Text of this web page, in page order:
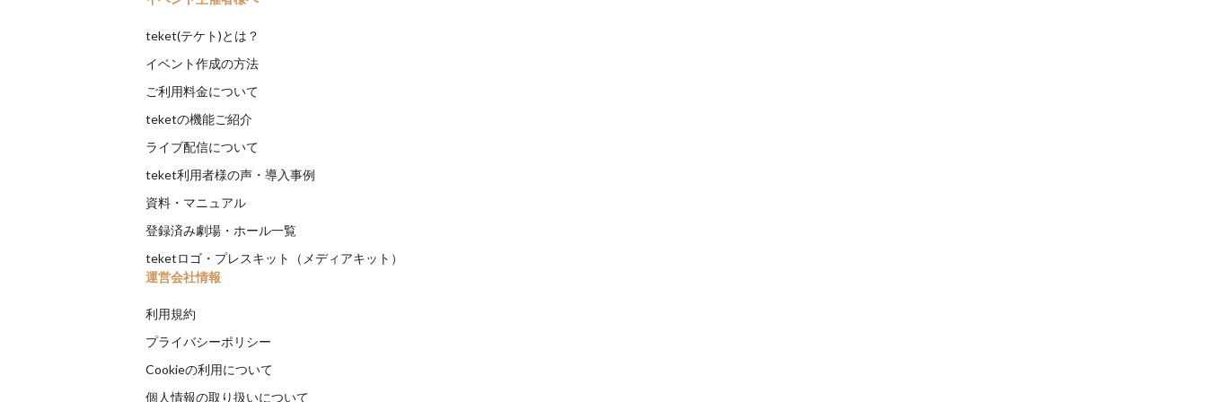
teket(テケト)とは？
イベント作成の方法
ご利用料金について
teketの機能ご紹介
ライブ配信について
teket利用者様の声・導入事例
資料・マニュアル
登録済み劇場・ホール一覧
teketロゴ・プレスキット（メディアキット）
運営会社情報
利用規約
プライバシーポリシー
Cookieの利用について
個人情報の取り扱いについて